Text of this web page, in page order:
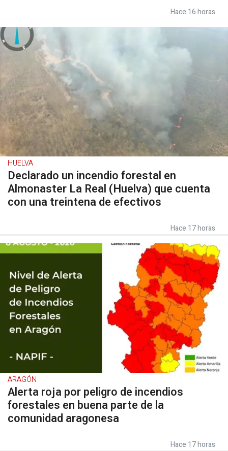
Hace 16 horas
HUELVA
Declarado un incendio forestal en
Almonaster La Real (Huelva) que cuenta
con una treintena de efectivos
Hace 17 horas
ARAGÓN
Alerta roja por peligro de incendios
forestales en buena parte de la
comunidad aragonesa
Hace 17 horas